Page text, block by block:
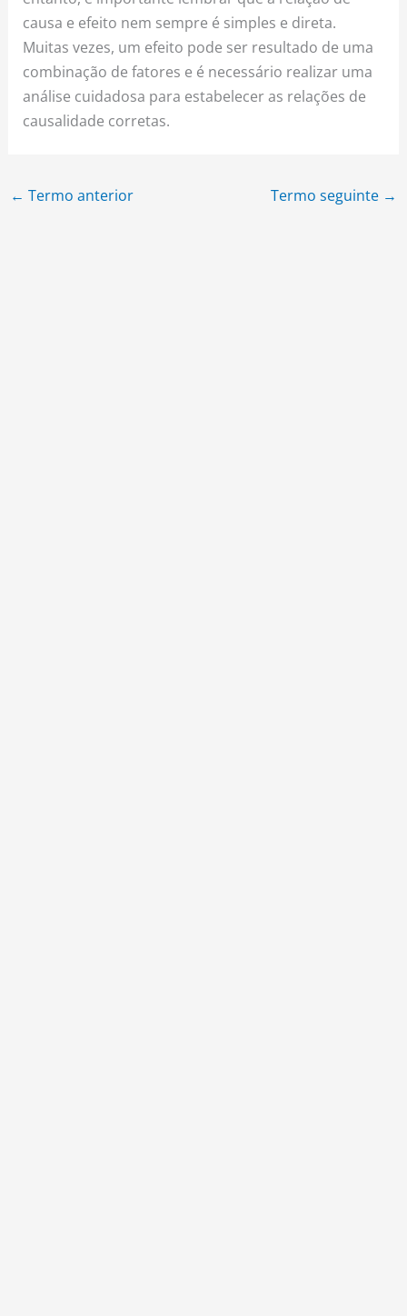
causa e efeito nem sempre é simples e direta.
Muitas vezes, um efeito pode ser resultado de uma
combinação de fatores e é necessário realizar uma
análise cuidadosa para estabelecer as relações de
causalidade corretas.
← Termo anterior Termo seguinte →